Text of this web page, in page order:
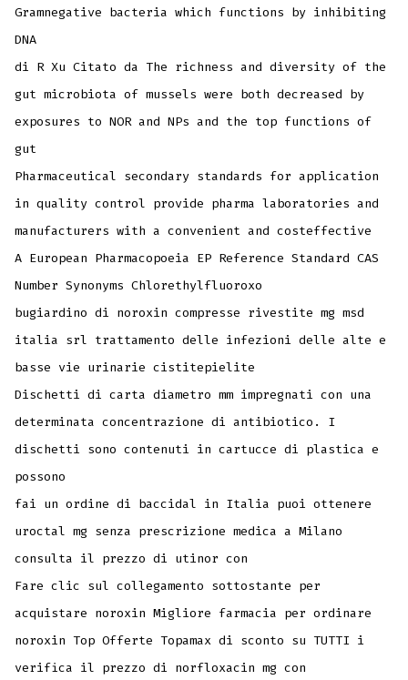
Gramnegative bacteria which functions by inhibiting
DNA
di R Xu Citato da The richness and diversity of the
gut microbiota of mussels were both decreased by
exposures to NOR and NPs and the top functions of
gut
Pharmaceutical secondary standards for application
in quality control provide pharma laboratories and
manufacturers with a convenient and costeffective
A European Pharmacopoeia EP Reference Standard CAS
Number Synonyms Chlorethylfluoroxo
bugiardino di noroxin compresse rivestite mg msd
italia srl trattamento delle infezioni delle alte e
basse vie urinarie cistitepielite
Dischetti di carta diametro mm impregnati con una
determinata concentrazione di antibiotico. I
dischetti sono contenuti in cartucce di plastica e
possono
fai un ordine di baccidal in Italia puoi ottenere
uroctal mg senza prescrizione medica a Milano
consulta il prezzo di utinor con
Fare clic sul collegamento sottostante per
acquistare noroxin Migliore farmacia per ordinare
noroxin Top Offerte Topamax di sconto su TUTTI i
verifica il prezzo di norfloxacin mg con